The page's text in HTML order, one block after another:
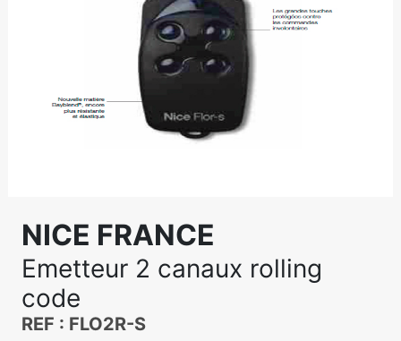
NICE FRANCE
Emetteur 2 canaux rolling
code
REF : FLO2R-S